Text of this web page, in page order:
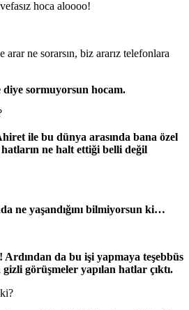
hoca aloooo!
ne sorarsın, biz ararız telefonlara
sormuyorsun hocam.
ile bu dünya arasında bana özel
ne halt ettiği belli değil
ne yaşandığını bilmiyorsun ki…
Ardından da bu işi yapmaya teşebbüs
görüşmeler yapılan hatlar çıktı.